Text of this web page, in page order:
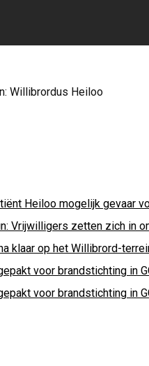
Willibrordus Heiloo
Heiloo mogelijk gevaar
Vrijwilligers zetten zich in
klaar op het Willibrord-
voor brandstichting in
voor brandstichting in